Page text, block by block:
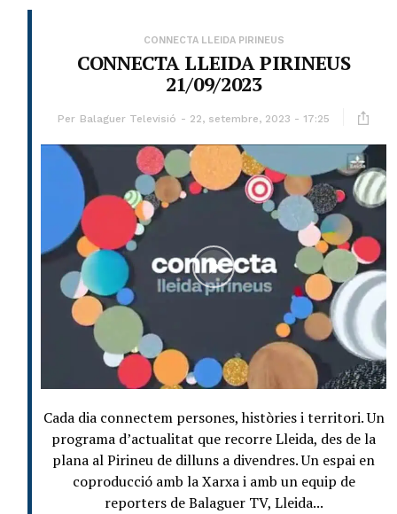
CONNECTA LLEIDA PIRINEUS
CONNECTA LLEIDA PIRINEUS
21/09/2023
Per Balaguer Televisió 22, setembre, 2023 - 17:25
Cada dia connectem persones, històries i territori. Un
programa d’actualitat que recorre Lleida, des de la
plana al Pirineu de dilluns a divendres. Un espai en
coproducció amb la Xarxa i amb un equip de
reporters de Balaguer TV, Lleida...